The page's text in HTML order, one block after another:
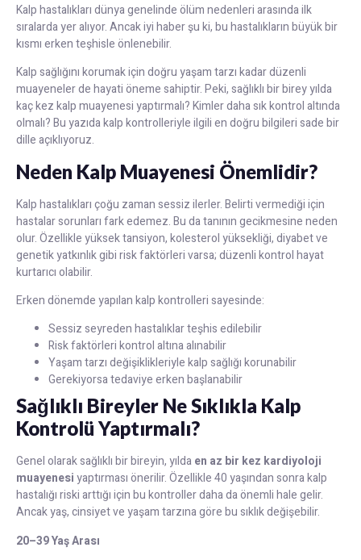
Kalp hastalıkları dünya genelinde ölüm nedenleri arasında ilk
sıralarda yer alıyor. Ancak iyi haber şu ki, bu hastalıkların büyük bir
kısmı erken teşhisle önlenebilir.
Kalp sağlığını korumak için doğru yaşam tarzı kadar düzenli
muayeneler de hayati öneme sahiptir. Peki, sağlıklı bir birey yılda
kaç kez kalp muayenesi yaptırmalı? Kimler daha sık kontrol altında
olmalı? Bu yazıda kalp kontrolleriyle ilgili en doğru bilgileri sade bir
dille açıklıyoruz.
Neden Kalp Muayenesi Önemlidir?
Kalp hastalıkları çoğu zaman sessiz ilerler. Belirti vermediği için
hastalar sorunları fark edemez. Bu da tanının gecikmesine neden
olur. Özellikle yüksek tansiyon, kolesterol yüksekliği, diyabet ve
genetik yatkınlık gibi risk faktörleri varsa; düzenli kontrol hayat
kurtarıcı olabilir.
Erken dönemde yapılan kalp kontrolleri sayesinde:
Sessiz seyreden hastalıklar teşhis edilebilir
Risk faktörleri kontrol altına alınabilir
Yaşam tarzı değişiklikleriyle kalp sağlığı korunabilir
Gerekiyorsa tedaviye erken başlanabilir
Sağlıklı Bireyler Ne Sıklıkla Kalp
Kontrolü Yaptırmalı?
Genel olarak sağlıklı bir bireyin, yıldaen az bir kez kardiyoloji
muayenesiyaptırması önerilir. Özellikle 40 yaşından sonra kalp
hastalığı riski arttığı için bu kontroller daha da önemli hale gelir.
Ancak yaş, cinsiyet ve yaşam tarzına göre bu sıklık değişebilir.
20–39 Yaş Arası